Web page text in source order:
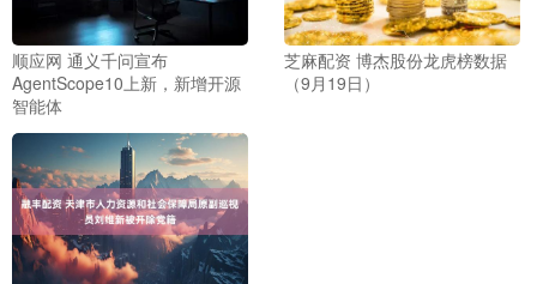
顺应网 通义千问宣布
AgentScope10上新，新增开源
智能体
芝麻配资 博杰股份龙虎榜数据
（9月19日）